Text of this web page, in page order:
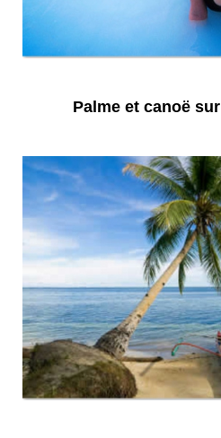
Palme et canoë